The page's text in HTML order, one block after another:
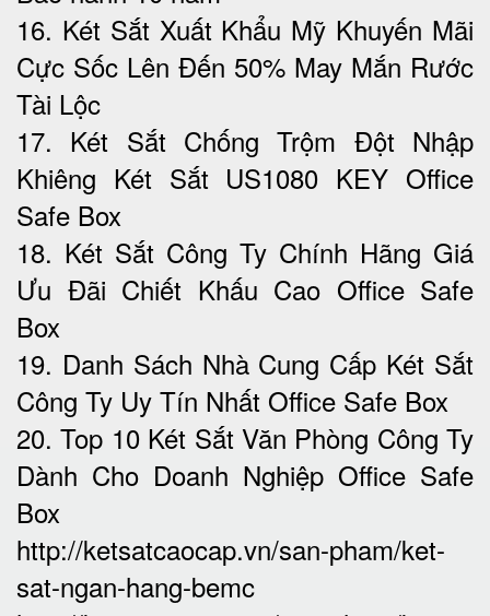
16. Két Sắt Xuất Khẩu Mỹ Khuyến Mãi
Cực Sốc Lên Đến 50%‎ May Mắn Rước
Tài Lộc
17. Két Sắt Chống Trộm Đột Nhập
Khiêng Két Sắt US1080 KEY Office
Safe Box
18. Két Sắt Công Ty Chính Hãng Giá
Ưu Đãi Chiết Khấu Cao Office Safe
Box
19. Danh Sách Nhà Cung Cấp Két Sắt
Công Ty Uy Tín Nhất Office Safe Box
20. Top 10 Két Sắt Văn Phòng Công Ty
Dành Cho Doanh Nghiệp Office Safe
Box
http://ketsatcaocap.vn/san-pham/ket-
sat-ngan-hang-bemc